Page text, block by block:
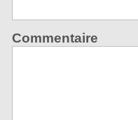
Commentaire